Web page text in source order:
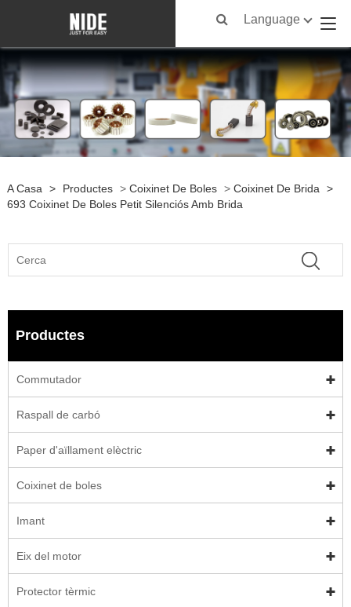
Language
A Casa > Productes > Coixinet De Boles > Coixinet De Brida
>
693 Coixinet De Boles Petit Silenciós Amb Brida
Productes
Commutador
Raspall de carbó
Paper d'aïllament elèctric
Coixinet de boles
Imant
Eix del motor
Protector tèrmic